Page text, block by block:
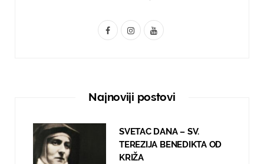
F
I
t
g
r
Y
T
b
e
Najnoviji postovi
SVETAC DANA – SV.
TEREZIJA BENEDIKTA OD
KRIŽA